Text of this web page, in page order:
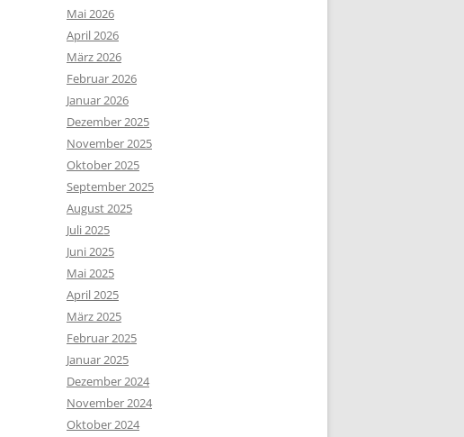
Mai 2026
April 2026
März 2026
Februar 2026
Januar 2026
Dezember 2025
November 2025
Oktober 2025
September 2025
August 2025
Juli 2025
Juni 2025
Mai 2025
April 2025
März 2025
Februar 2025
Januar 2025
Dezember 2024
November 2024
Oktober 2024